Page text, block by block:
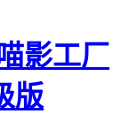
影工厂
版